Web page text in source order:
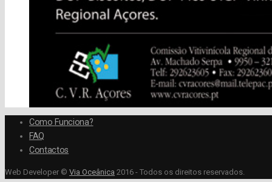
Como Funciona?
FAQ
Contactos
Web Developer © Via Oceânica 2016 - Todos os direitos reservados.